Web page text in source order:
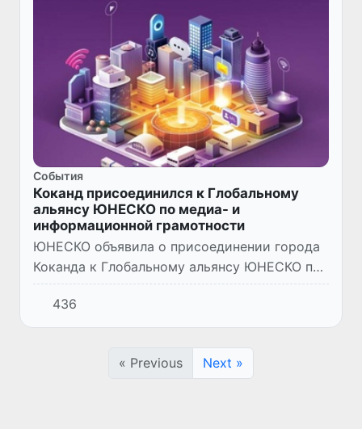
Cобытия
Коканд присоединился к Глобальному
альянсу ЮНЕСКО по медиа- и
информационной грамотности
ЮНЕСКО объявила о присоединении города
Коканда к Глобальному альянсу ЮНЕСКО по
медиа- и информационной грамотности
(UNESCO Global Media and Information
Literacy Alliance).
436
« Previous Next »